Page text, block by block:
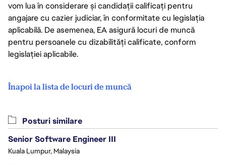
vom lua în considerare și candidații calificați pentru
angajare cu cazier judiciar, în conformitate cu legislația
aplicabilă. De asemenea, EA asigură locuri de muncă
pentru persoanele cu dizabilități calificate, conform
legislației aplicabile.
Înapoi la lista de locuri de muncă
Posturi similare
Senior Software Engineer III
Kuala Lumpur, Malaysia